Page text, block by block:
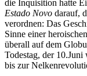
die Inquisition hatte
Estado Novo darauf,
verordnen: Das
Sinne einer
überall auf dem
Todestag, der
bis zur